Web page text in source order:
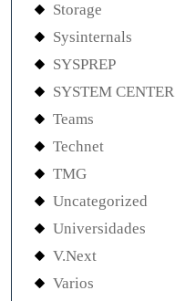
Storage
Sysinternals
SYSPREP
SYSTEM CENTER
Teams
Technet
TMG
Uncategorized
Universidades
V.Next
Varios